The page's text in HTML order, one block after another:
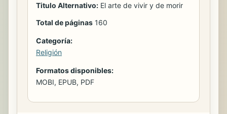
Titulo Alternativo: El arte de vivir y de morir
Total de páginas 160
Categoría:
Religión
Formatos disponibles:
MOBI, EPUB, PDF